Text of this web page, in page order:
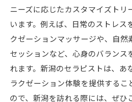
ニーズに応じたカスタマイズトリ
います。例えば、日常のストレス
クゼーションマッサージや、自然
セッションなど、心身のバランス
れます。新潟のセラピストは、あ
ラクゼーション体験を提供するこ
ので、新潟を訪れる際には、ぜひ